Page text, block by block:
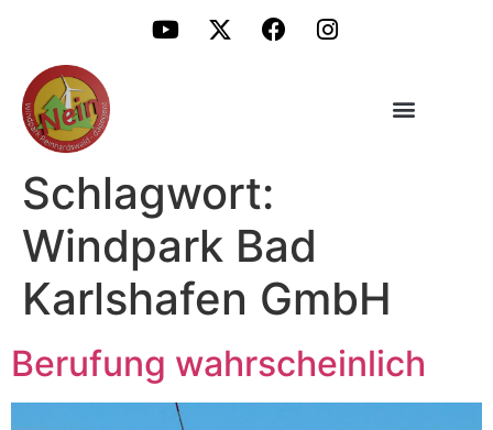
Schlagwort:
Windpark Bad
Karlshafen GmbH
Berufung wahrscheinlich